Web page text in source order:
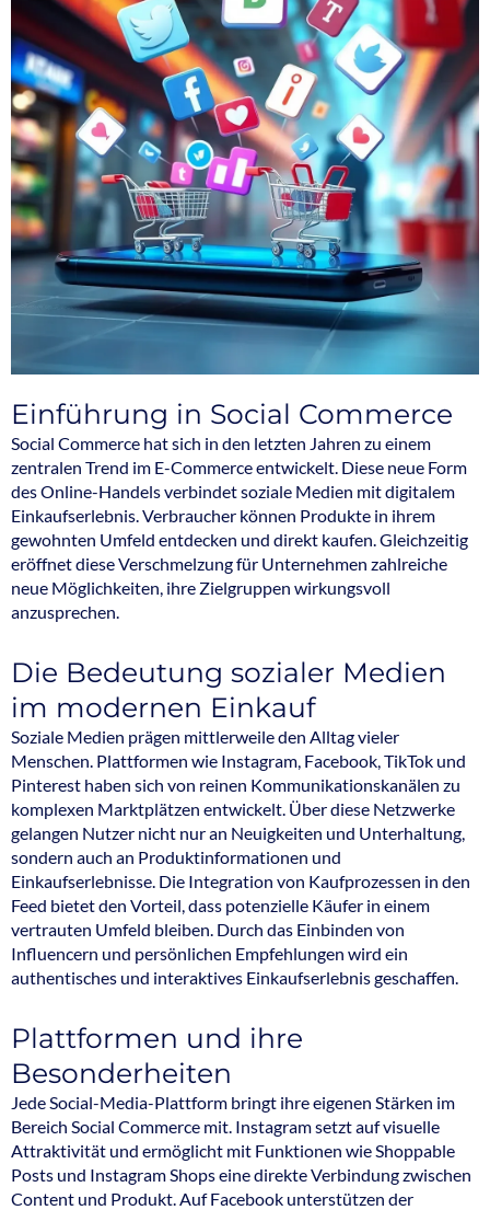
Einführung in Social Commerce
Social Commerce hat sich in den letzten Jahren zu einem
zentralen Trend im E-Commerce entwickelt. Diese neue Form
des Online-Handels verbindet soziale Medien mit digitalem
Einkaufserlebnis. Verbraucher können Produkte in ihrem
gewohnten Umfeld entdecken und direkt kaufen. Gleichzeitig
eröffnet diese Verschmelzung für Unternehmen zahlreiche
neue Möglichkeiten, ihre Zielgruppen wirkungsvoll
anzusprechen.
Die Bedeutung sozialer Medien
im modernen Einkauf
Soziale Medien prägen mittlerweile den Alltag vieler
Menschen. Plattformen wie Instagram, Facebook, TikTok und
Pinterest haben sich von reinen Kommunikationskanälen zu
komplexen Marktplätzen entwickelt. Über diese Netzwerke
gelangen Nutzer nicht nur an Neuigkeiten und Unterhaltung,
sondern auch an Produktinformationen und
Einkaufserlebnisse. Die Integration von Kaufprozessen in den
Feed bietet den Vorteil, dass potenzielle Käufer in einem
vertrauten Umfeld bleiben. Durch das Einbinden von
Influencern und persönlichen Empfehlungen wird ein
authentisches und interaktives Einkaufserlebnis geschaffen.
Plattformen und ihre
Besonderheiten
Jede Social-Media-Plattform bringt ihre eigenen Stärken im
Bereich Social Commerce mit. Instagram setzt auf visuelle
Attraktivität und ermöglicht mit Funktionen wie Shoppable
Posts und Instagram Shops eine direkte Verbindung zwischen
Content und Produkt. Auf Facebook unterstützen der